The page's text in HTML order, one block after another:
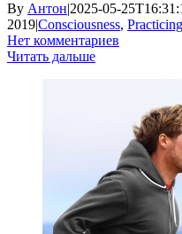
By Антон|2025-05-
2019|Consciousness,
Нет комментариев
Читать дальше